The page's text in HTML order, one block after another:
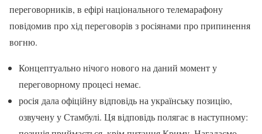
переговорників, в ефірі національного телемарафону
повідомив про хід переговорів з росіянами про припинення
вогню.
Концептуально нічого нового на даний момент у
переговорному процесі немає.
росія дала офіційну відповідь на українську позицію,
озвучену у Стамбулі. Ця відповідь полягає в наступному: